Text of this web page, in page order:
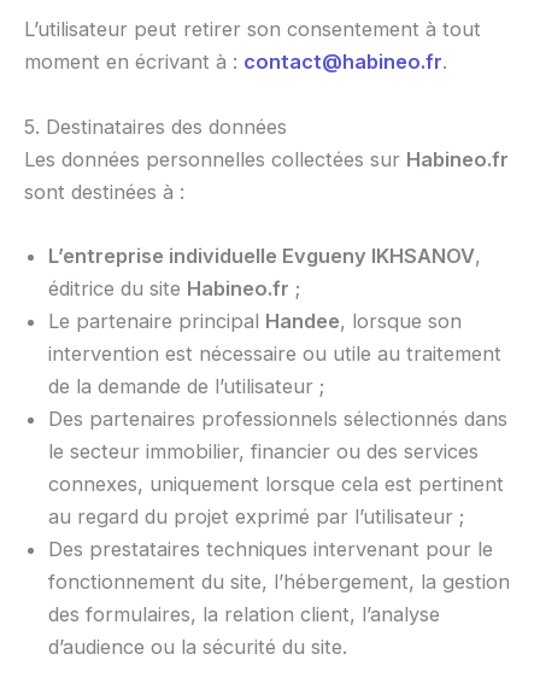
L’utilisateur peut retirer son consentement à tout
moment en écrivant à : contact@habineo.fr.
5. Destinataires des données
Les données personnelles collectées sur Habineo.fr
sont destinées à :
L’entreprise individuelle Evgueny IKHSANOV,
éditrice du site Habineo.fr ;
Le partenaire principal Handee, lorsque son
intervention est nécessaire ou utile au traitement
de la demande de l’utilisateur ;
Des partenaires professionnels sélectionnés dans
le secteur immobilier, financier ou des services
connexes, uniquement lorsque cela est pertinent
au regard du projet exprimé par l’utilisateur ;
Des prestataires techniques intervenant pour le
fonctionnement du site, l’hébergement, la gestion
des formulaires, la relation client, l’analyse
d’audience ou la sécurité du site.